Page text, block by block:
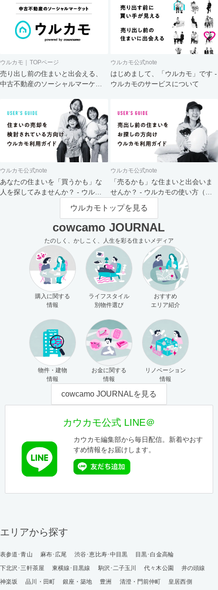
ウルカモ｜TOPページ
売り出し前の住まいと出会える、
中古不動産のソーシャルマーケッ
ウルカモ公式note
はじめまして、「ウルカモ」です -
ウルカモのサービスについて
ウルカモ公式note
あなたの住まいを「買うかも」な
人を探してみませんか？ - ウルカ
ウルカモ公式note
「売るかも」な住まいと出会いま
せんか？ - ウルカモの使い方（買
主さま向け）
ウルカモトップを見る
cowcamo JOURNAL
たのしく、かしこく、人生を彩る住まいメディア
購入に関する
情報
ライフスタイル
別物件選び
おすすめ
エリア紹介
物件・建物
情報
お金に関する
情報
リノベーション
情報
cowcamo JOURNALを見る
カウカモ公式 LINE＠
カウカモ編集部から毎日配信。新着やおす
すめ情報をお届けします。
エリアから探す
表参道･青山 麻布･広尾 渋谷･恵比寿･中目黒
目黒･白金高輪
下北沢･三軒茶屋
東横線･目黒線 駒沢･二子玉川 代々木公園
井の頭線
神楽坂
品川・田町 銀座・築地 豊洲 清澄・門前仲町
皇居西側